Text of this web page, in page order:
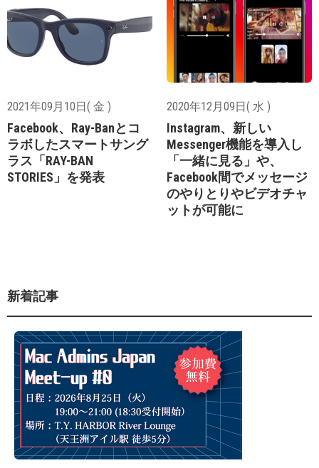
2021年09月10日( 金 )
Facebook、Ray-Banとコ
ラボしたスマートサング
ラス「RAY-BAN
STORIES」を発表
2020年12月09日( 水 )
Instagram、新しい
Messenger機能を導入し
「一緒に見る」や、
Facebook間でメッセージ
のやりとりやビデオチャ
ットが可能に
新着記事